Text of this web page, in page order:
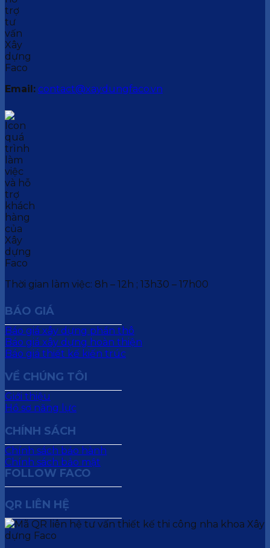
Email: contact@xaydungfaco.vn
Thời gian làm việc: 8h – 12h ; 13h30 – 17h00
BÁO GIÁ
Báo giá xây dựng phần thô
Báo giá xây dựng hoàn thiện
Báo giá thiết kế kiến trúc
VỀ CHÚNG TÔI
Giới thiệu
Hồ sơ năng lực
CHÍNH SÁCH
Chính sách bảo hành
Chính sách bảo mật
FOLLOW FACO
QR LIÊN HỆ